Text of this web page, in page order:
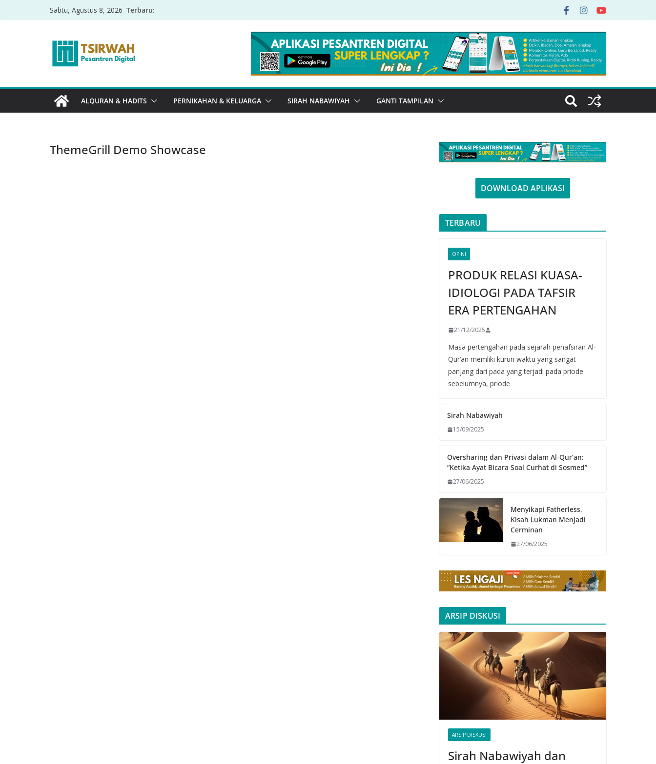
Sabtu, Agustus 8, 2026 Terbaru:
ALQURAN & HADITS PERNIKAHAN & KELUARGA SIRAH NABAWIYAH GANTI TAMPILAN
ThemeGrill Demo Showcase
DOWNLOAD APLIKASI
TERBARU
OPINI
PRODUK RELASI KUASA-
IDIOLOGI PADA TAFSIR
ERA PERTENGAHAN
21/12/2025
Masa pertengahan pada sejarah penafsiran Al-
Qur’an memliki kurun waktu yang sangat
panjang dari pada yang terjadi pada priode
sebelumnya, priode
Sirah Nabawiyah
15/09/2025
Oversharing dan Privasi dalam Al-Qur’an:
“Ketika Ayat Bicara Soal Curhat di Sosmed”
27/06/2025
Menyikapi Fatherless,
Kisah Lukman Menjadi
Cerminan
27/06/2025
ARSIP DISKUSI
ARSIP DISKUSI
Sirah Nabawiyah dan